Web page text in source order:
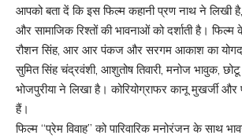
आपको बता दें कि इस फिल्म कहानी प्रण नाथ ने लिखी है,
और सामाजिक रिश्तों की भावनाओं को दर्शाती है।
रौशन सिंह, आर आर पंकज और सरगम आकाश का
सुमित सिंह चंद्रवंशी, आशुतोष तिवारी, मनोज भावुक,
भोजपुरीया ने लिखा है। कोरियोग्राफर कानू मुखर्जी
हैं।
फिल्म “प्रेम विवाह” को पारिवारिक मनोरंजन के साथ